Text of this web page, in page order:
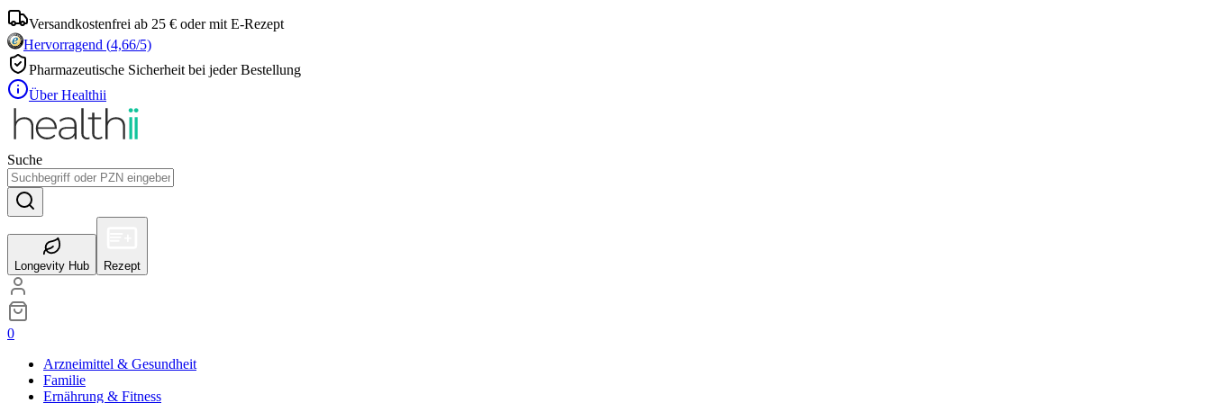
Versandkostenfrei ab 25 € oder mit E-Rezept
Hervorragend (4,66/5)
Pharmazeutische Sicherheit bei jeder Bestellung
Über Healthii
Suche
Longevity Hub Rezept
0
Arzneimittel & Gesundheit
Familie
Ernährung & Fitness